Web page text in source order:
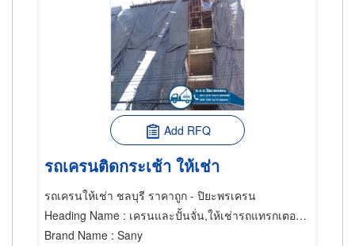
Add RFQ
รถเครนติดกระเช้า ให้เช่า
รถเครนให้เช่า ชลบุรี ราคาถูก - ปิยะพรเครน
Heading Name : เครนและปั้นจั่น,ให้เช่ารถแทรกเตอร์,รถกระเช้า
Brand Name : Sany